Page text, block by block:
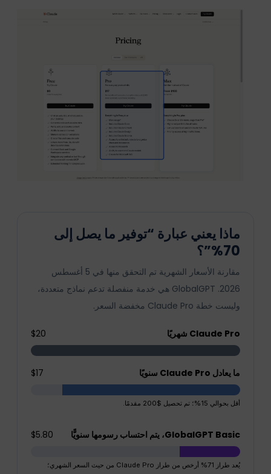
ماذا يعني عبارة “توفير ما يصل إلى
70%”؟
مقارنة الأسعار الشهرية تم التحقق منها في 5 أغسطس
2026. GlobalGPT هي خدمة منفصلة تدعم نماذج متعددة،
وليست خطة Claude Pro مخفضة السعر.
Claude Pro شهريًا $20
ما يعادل Claude Pro سنويًا $17
أقل بحوالي 15%؛ تم تحصيل $200 مقدمًا.
GlobalGPT Basic، يتم احتساب رسومها سنويًّا $5.80
يُعد طراز 71% أرخص من طراز Claude Pro من حيث السعر الشهري؛